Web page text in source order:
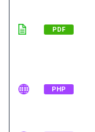
PDF
PHP